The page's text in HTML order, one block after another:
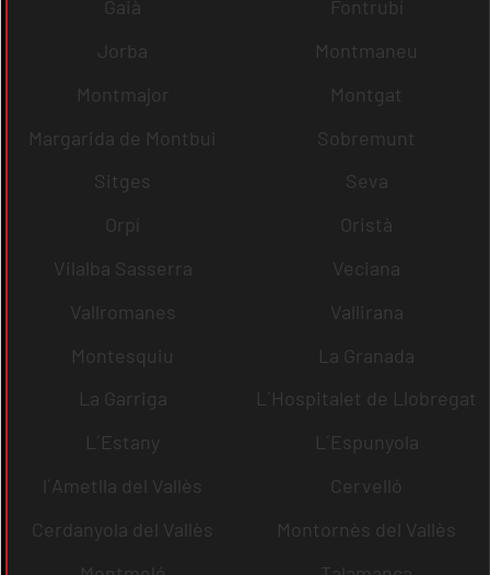
Gaià
Fontrubí
Jorba
Montmaneu
Montmajor
Montgat
Margarida de Montbui
Sobremunt
Sitges
Seva
Orpí
Oristà
Vilalba Sasserra
Veciana
Vallromanes
Vallirana
Montesquiu
La Granada
La Garriga
L´Hospitalet de Llobregat
L´Estany
L´Espunyola
l´Ametlla del Vallès
Cervelló
Cerdanyola del Vallès
Montornès del Vallès